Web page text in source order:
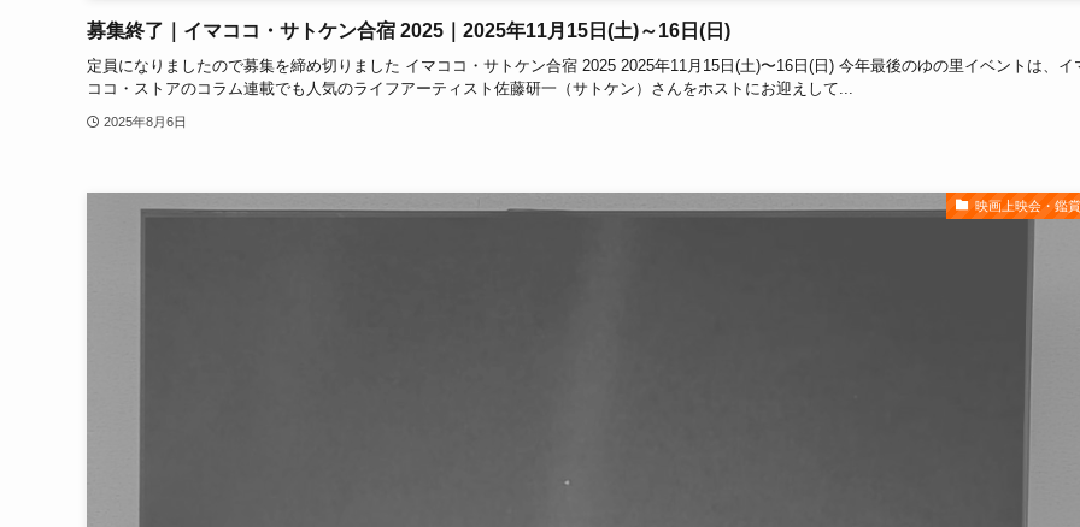
募集終了｜イマココ・サトケン合宿 2025｜2025年11月15日(土)～16日(日)
定員になりましたので募集を締め切りました イマココ・サトケン合宿 2025 2025年11月15日(土)〜16日(日) 今年最後のゆの里イベントは、イ
ココ・ストアのコラム連載でも人気のライフアーティスト佐藤研一（サトケン）さんをホストにお迎えして...
2025年8月6日
映画上映会・鑑